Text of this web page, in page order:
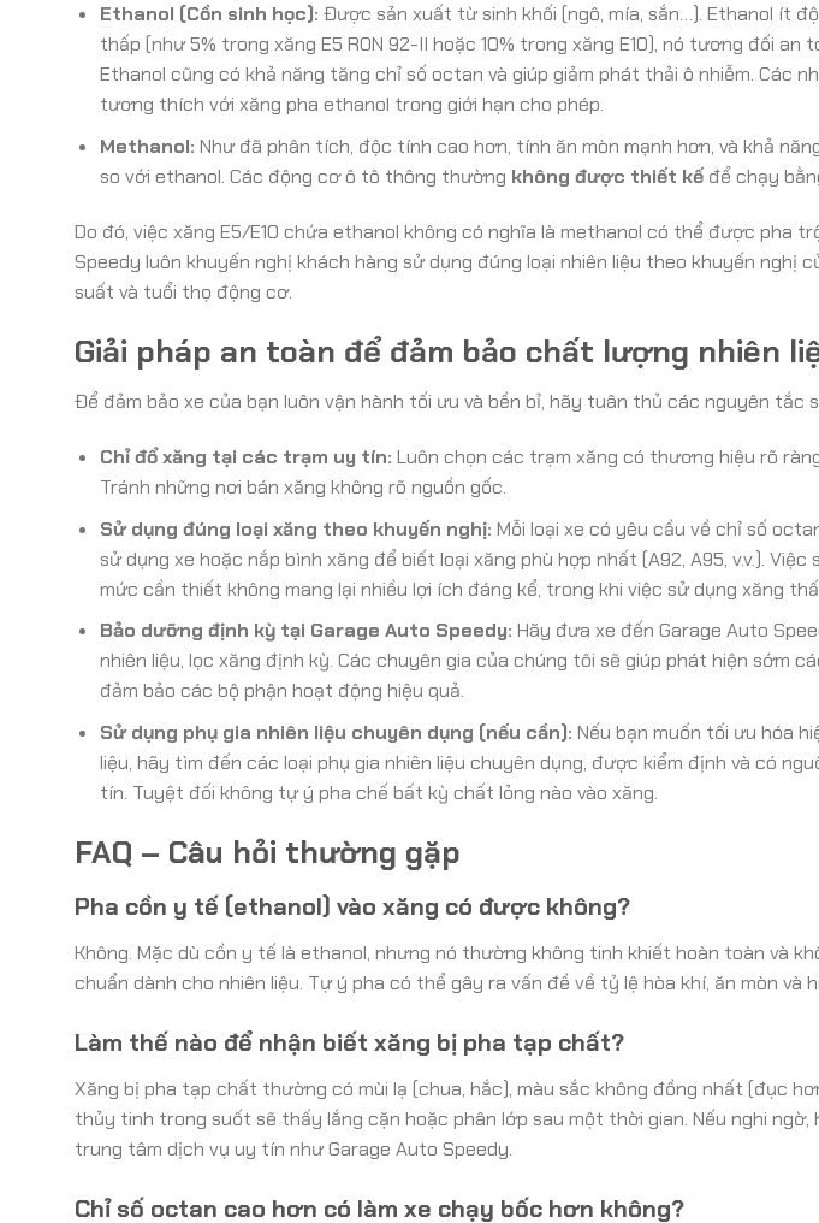
Ethanol (Cồn sinh học): Được sản xuất từ sinh khối (ngô, mía, sắn…). Ethanol ít
thấp (như 5% trong xăng E5 RON 92-II hoặc 10% trong xăng E10), nó tương đối
Ethanol cũng có khả năng tăng chỉ số octan và giúp giảm phát thải ô nhiễm. Các
tương thích với xăng pha ethanol trong giới hạn cho phép.
Methanol: Như đã phân tích, độc tính cao hơn, tính ăn mòn mạnh hơn, và khả
so với ethanol. Các động cơ ô tô thông thường không được thiết kếđể chạy
Do đó, việc xăng E5/E10 chứa ethanol không có nghĩa là methanol có thể được pha
Speedy luôn khuyến nghị khách hàng sử dụng đúng loại nhiên liệu theo khuyến nghị
suất và tuổi thọ động cơ.
Giải pháp an toàn để đảm bảo chất lượng nhiên
Để đảm bảo xe của bạn luôn vận hành tối ưu và bền bỉ, hãy tuân thủ các nguyên tắc
Chỉ đổ xăng tại các trạm uy tín: Luôn chọn các trạm xăng có thương hiệu rõ
Tránh những nơi bán xăng không rõ nguồn gốc.
Sử dụng đúng loại xăng theo khuyến nghị: Mỗi loại xe có yêu cầu về chỉ số
sử dụng xe hoặc nắp bình xăng để biết loại xăng phù hợp nhất (A92, A95, v.v.).
mức cần thiết không mang lại nhiều lợi ích đáng kể, trong khi việc sử dụng xăng
Bảo dưỡng định kỳ tại Garage Auto Speedy: Hãy đưa xe đến Garage Auto
nhiên liệu, lọc xăng định kỳ. Các chuyên gia của chúng tôi sẽ giúp phát hiện sớm
đảm bảo các bộ phận hoạt động hiệu quả.
Sử dụng phụ gia nhiên liệu chuyên dụng (nếu cần): Nếu bạn muốn tối ưu hóa
liệu, hãy tìm đến các loại phụ gia nhiên liệu chuyên dụng, được kiểm định và có
tín. Tuyệt đối không tự ý pha chế bất kỳ chất lỏng nào vào xăng.
FAQ – Câu hỏi thường gặp
Pha cồn y tế (ethanol) vào xăng có được không?
Không. Mặc dù cồn y tế là ethanol, nhưng nó thường không tinh khiết hoàn toàn và
chuẩn dành cho nhiên liệu. Tự ý pha có thể gây ra vấn đề về tỷ lệ hòa khí, ăn mòn và
Làm thế nào để nhận biết xăng bị pha tạp chất?
Xăng bị pha tạp chất thường có mùi lạ (chua, hắc), màu sắc không đồng nhất (đục
thủy tinh trong suốt sẽ thấy lắng cặn hoặc phân lớp sau một thời gian. Nếu nghi
trung tâm dịch vụ uy tín như Garage Auto Speedy.
Chỉ số octan cao hơn có làm xe chạy bốc hơn không?